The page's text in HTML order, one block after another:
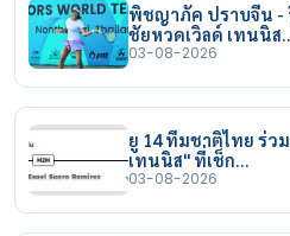
พิชญาภัค ปราบจีน -
ชัยหวดเวิลด์ เทนนิส…
03-08-2026
ยู 14 ทีมชาติไทย ร่ว
เทนนิส" ที่เช็ก…
03-08-2026